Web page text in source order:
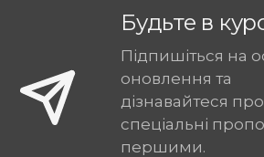
Будьте в
Підпишіться на
оновлення та
дізнавайтеся
спеціальні
першими.